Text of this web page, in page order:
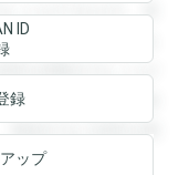
ことができます。登
。登録すると回答を
答を閲覧することが
とができます。登録
登録すると回答を閲
ID
録
ップ